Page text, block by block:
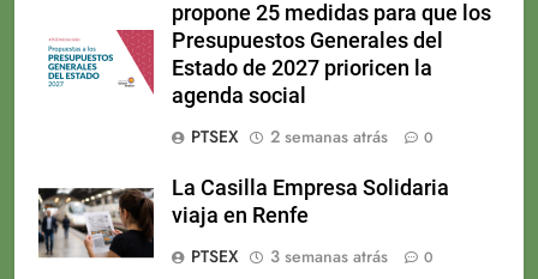
propone 25 medidas para que los
Presupuestos Generales del
Estado de 2027 prioricen la
agenda social
PTSEX
2 semanas atrás 0
La Casilla Empresa Solidaria
viaja en Renfe
PTSEX
3 semanas atrás 0